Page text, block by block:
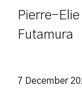
Pierre-Elie
Futamura
7 December